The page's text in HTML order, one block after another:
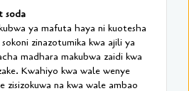
soda
ya mafuta haya ni kuotesha
zinazotumika kwa ajili ya
madhara makubwa zaidi kwa
Kwahiyo kwa wale wenye
na kwa wale ambao